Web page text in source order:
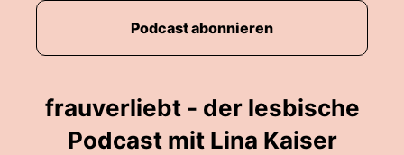
frauverliebt - der lesbische
Podcast mit Lina Kaiser
Podcast abonnieren